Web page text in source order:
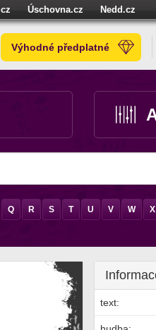
Úschovna.cz
Nedd.cz
Výhodné předplatné
Q R S T U V W X
text: